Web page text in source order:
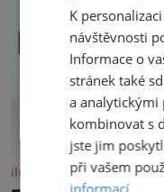
iluxus.cz
K
návštěvnosti
Informace o
stránek také
a
kombinovat s
jste jim
při vašem
informací